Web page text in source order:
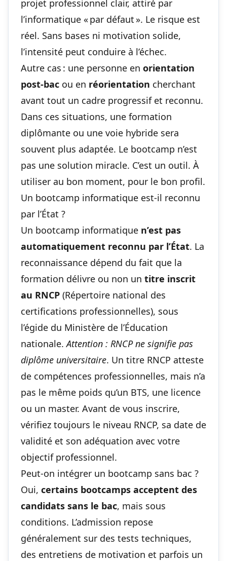
projet professionnel clair, attiré par
l’informatique « par défaut ». Le risque est
réel. Sans bases ni motivation solide,
l’intensité peut conduire à l’échec.
Autre cas : une personne en orientation
post-bac ou en réorientation cherchant
avant tout un cadre progressif et reconnu.
Dans ces situations, une formation
diplômante ou une voie hybride sera
souvent plus adaptée. Le bootcamp n’est
pas une solution miracle. C’est un outil. À
utiliser au bon moment, pour le bon profil.
Un bootcamp informatique est-il reconnu
par l’État ?
Un bootcamp informatique n’est pas
automatiquement reconnu par l’État. La
reconnaissance dépend du fait que la
formation délivre ou non un titre inscrit
au RNCP (Répertoire national des
certifications professionnelles), sous
l’égide du Ministère de l’Éducation
nationale.Attention : RNCP ne signifie pas
diplôme universitaire. Un titre RNCP atteste
de compétences professionnelles, mais n’a
pas le même poids qu’un BTS, une licence
ou un master. Avant de vous inscrire,
vérifiez toujours le niveau RNCP, sa date de
validité et son adéquation avec votre
objectif professionnel.
Peut-on intégrer un bootcamp sans bac ?
Oui, certains bootcamps acceptent des
candidats sans le bac, mais sous
conditions. L’admission repose
généralement sur des tests techniques,
des entretiens de motivation et parfois un